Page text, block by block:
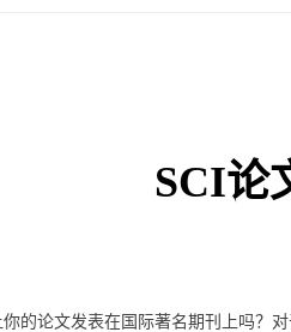
SCI论
的论文发表在国际著名期刊上吗？